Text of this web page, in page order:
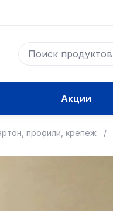
Акции
профили, крепеж